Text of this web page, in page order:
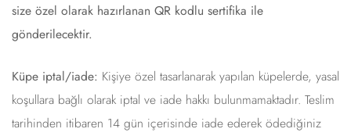
size özel olarak hazırlanan QR kodlu sertifika ile
gönderilecektir.
Küpe iptal/iade: Kişiye özel tasarlanarak yapılan küpelerde, yasal
koşullara bağlı olarak iptal ve iade hakkı bulunmamaktadır. Teslim
tarihinden itibaren 14 gün içerisinde iade ederek ödediğiniz